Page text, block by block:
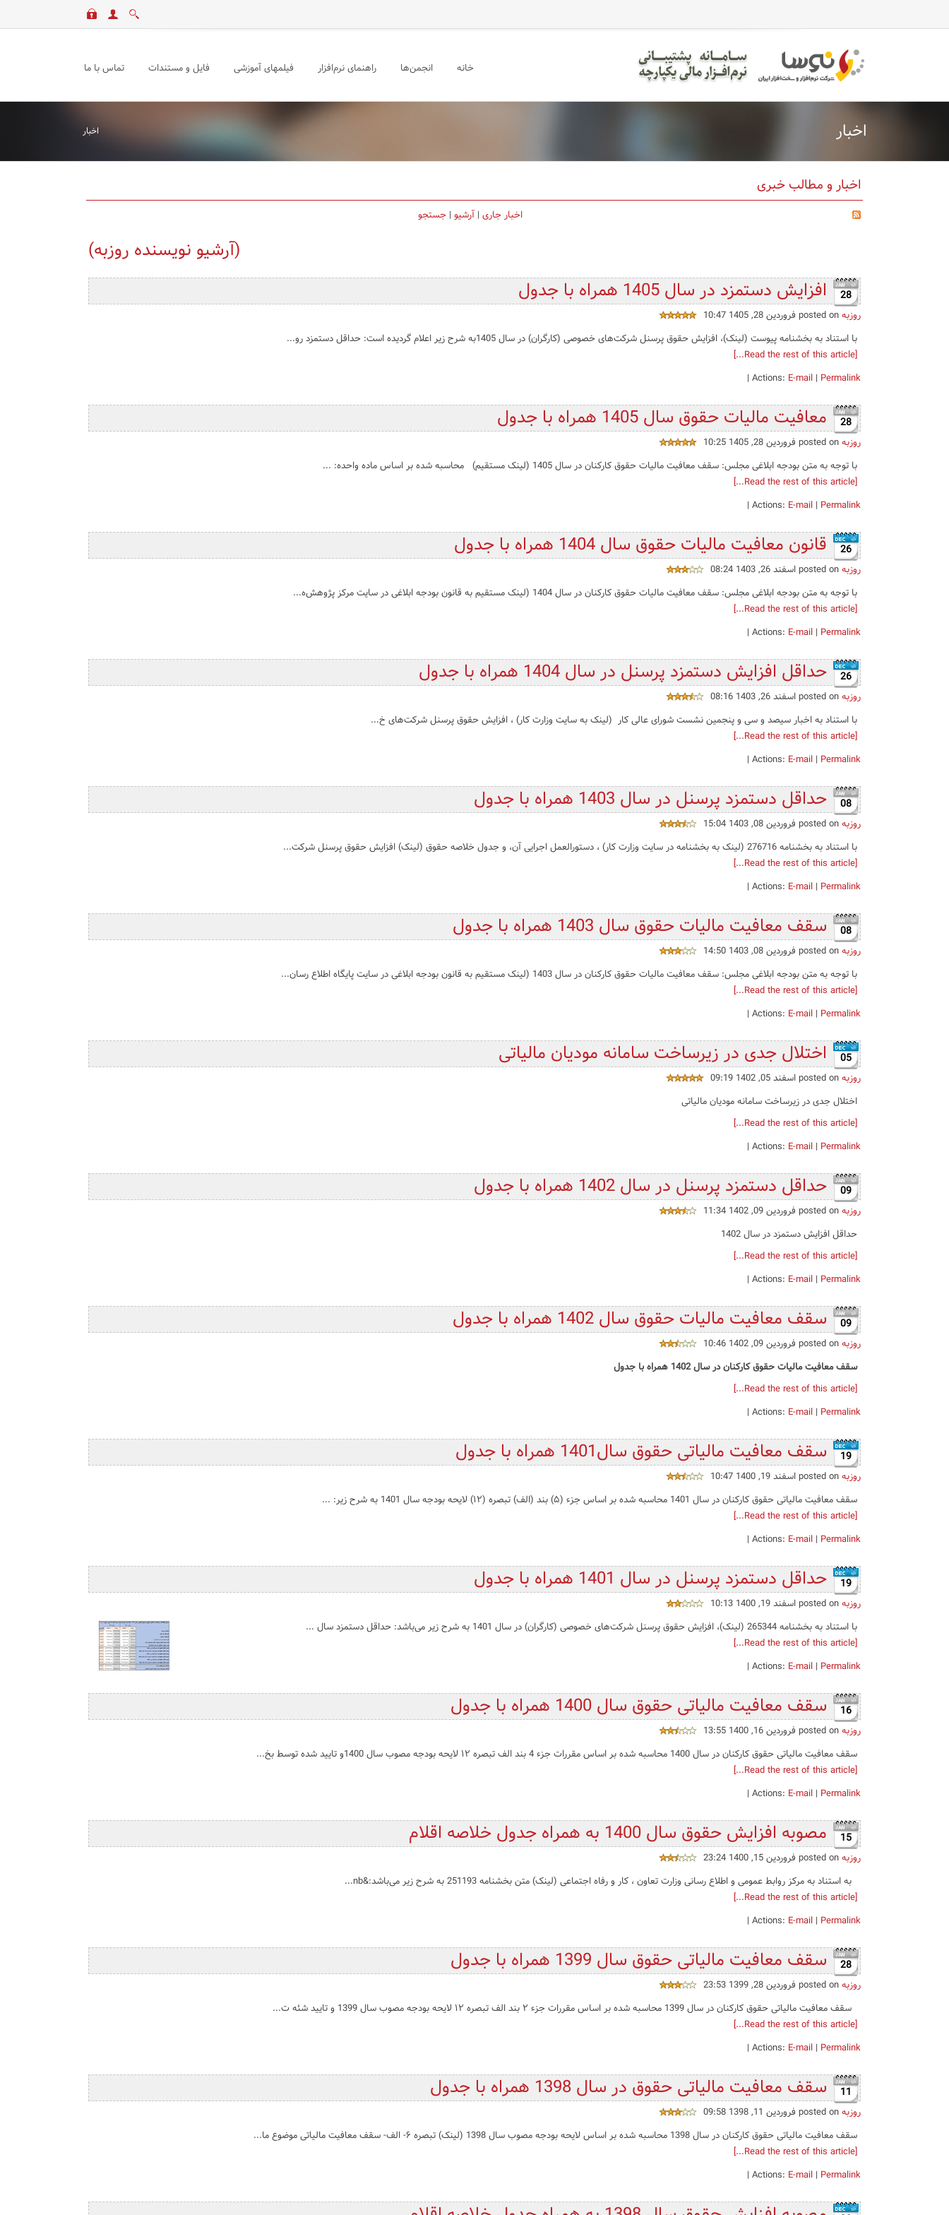
خانه انجمن‌ها راهنمای نرم‌افزار فیلمهای آموزشی فایل و مستندات تماس با ما
اخبار اخبار
اخبار و مطالب خبری
اخبار جاری | آرشیو | جستجو
(آرشیو نویسنده روزبه)
28 افزایش دستمزد در سال 1405 همراه با جدول
روزبه
با استناد به بخشنامه پیوست (لینک)، افزایش حقوق پرسنل شرکت‌های خصوصی (کارگران) در سال 1405به شرح زیر اعلام گردیده است: حداقل دستمزد رو...
[Read the rest of this article...]
Actions: E-mail | Permalink
|
28 معافیت مالیات حقوق سال 1405 همراه با جدول
روزبه
با توجه به متن بودجه ابلاغی مجلس: سقف معافیت مالیات حقوق کارکنان در سال 1405 (لینک مستقیم) محاسبه شده بر اساس ماده واحده: ...
[Read the rest of this article...]
Actions: E-mail | Permalink
|
26 قانون معافیت مالیات حقوق سال 1404 همراه با جدول
روزبه
با توجه به متن بودجه ابلاغی مجلس: سقف معافیت مالیات حقوق کارکنان در سال 1404 (لینک مستقیم به قانون بودجه ابلاغی در سایت مرکز پژوهش‌ه...
[Read the rest of this article...]
Actions: E-mail | Permalink
|
26 حداقل افزایش دستمزد پرسنل در سال 1404 همراه با جدول
روزبه
با استناد به اخبار سیصد و‌ سی و پنجمین نشست شورای عالی کار (لینک به سایت وزارت کار) ، افزایش حقوق پرسنل شرکت‌های خ...
[Read the rest of this article...]
Actions: E-mail | Permalink
|
08 حداقل دستمزد پرسنل در سال 1403 همراه با جدول
روزبه
با استناد به بخشنامه 276716 (لینک به بخشنامه در سایت وزارت کار) ، دستورالعمل اجرایی آن، و جدول خلاصه حقوق (لینک) افزایش حقوق پرسنل شرکت...
[Read the rest of this article...]
Actions: E-mail | Permalink
|
08 سقف معافیت مالیات حقوق سال 1403 همراه با جدول
روزبه
با توجه به متن بودجه ابلاغی مجلس: سقف معافیت مالیات حقوق کارکنان در سال 1403 (لینک مستقیم به قانون بودجه ابلاغی در سایت پایگاه اطلاع رسان...
[Read the rest of this article...]
Actions: E-mail | Permalink
|
05 اختلال جدی در زیرساخت سامانه مودیان مالیاتی
روزبه
اختلال جدی در زیرساخت سامانه مودیان مالیاتی
[Read the rest of this article...]
Actions: E-mail | Permalink
|
09 حداقل دستمزد پرسنل در سال 1402 همراه با جدول
روزبه
حداقل افزایش دستمزد در سال 1402
[Read the rest of this article...]
Actions: E-mail | Permalink
|
09 سقف معافیت مالیات حقوق سال 1402 همراه با جدول
روزبه
سقف معافیت مالیات حقوق کارکنان در سال 1402 همراه با جدول
[Read the rest of this article...]
Actions: E-mail | Permalink
|
19 سقف معافیت مالیاتی حقوق سال1401 همراه با جدول
روزبه
سقف معافیت مالیاتی حقوق کارکنان در سال 1401 محاسبه شده بر اساس جزء (۵) بند (الف)‌ تبصره (۱۲) لایحه بودجه سال 1401 به شرح زیر: ...
[Read the rest of this article...]
Actions: E-mail | Permalink
|
19 حداقل دستمزد پرسنل در سال 1401 همراه با جدول
روزبه
با استناد به بخشنامه 265344 (لینک)، افزایش حقوق پرسنل شرکت‌های خصوصی (کارگران) در سال 1401 به شرح زیر می‌باشد: حداقل دستمزد سال ...
[Read the rest of this article...]
Actions: E-mail | Permalink
|
16 سقف معافیت مالیاتی حقوق سال 1400 همراه با جدول
روزبه
سقف معافیت مالیاتی حقوق کارکنان در سال 1400 محاسبه شده بر اساس مقررات جزء 4 بند الف تبصره ۱۲ لایحه بودجه مصوب سال 1400و تایید شده توسط بخ...
[Read the rest of this article...]
Actions: E-mail | Permalink
|
15 مصوبه افزایش حقوق سال 1400 به همراه جدول خلاصه اقلام
روزبه
به استناد به مرکز روابط عمومی و اطلاع رسانی وزارت تعاون ، کار و رفاه اجتماعی (لینک) متن بخشنامه 251193 به شرح زیر می‌باشد:&nb...
[Read the rest of this article...]
Actions: E-mail | Permalink
|
28 سقف معافیت مالیاتی حقوق سال 1399 همراه با جدول
روزبه
سقف معافیت مالیاتی حقوق کارکنان در سال 1399 محاسبه شده بر اساس مقررات جزء ۲ بند الف تبصره ۱۲ لایحه بودجه مصوب سال 1399 و تایید شئه ت...
[Read the rest of this article...]
Actions: E-mail | Permalink
|
11 سقف معافیت مالیاتی حقوق در سال 1398 همراه با جدول
روزبه
سقف معافیت مالیاتی حقوق کارکنان در سال 1398 محاسبه شده بر اساس لایحه بودجه مصوب سال 1398 (لینک) تبصره ۶- الف- سقف معافیت مالیاتی موضوع ما...
[Read the rest of this article...]
Actions: E-mail | Permalink
|